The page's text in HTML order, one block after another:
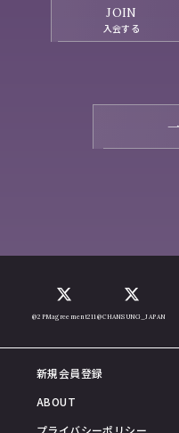
JOIN
入会する
@2PMagreement211@CHANSUNG_JAPAN
新規会員登録
ABOUT
プライバシーポリシー